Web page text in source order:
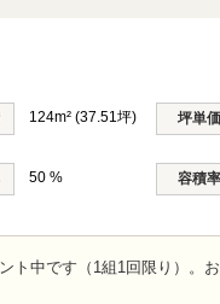
124m² (37.51坪) 坪単価
50 % 容積率
ト中です（1組1回限り）。